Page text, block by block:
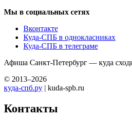
Мы в социальных сетях
Вконтакте
Куда-СПБ в однокласниках
Куда-СПБ в телеграме
Афиша Санкт-Петербург — куда
© 2013–2026
куда-спб.ру | kuda-spb.ru
Контакты